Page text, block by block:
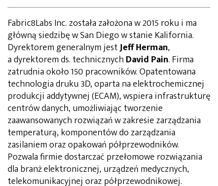
Fabric8Labs Inc. została założona w 2015 roku i ma
główną siedzibę w San Diego w stanie Kalifornia.
Dyrektorem generalnym jestJeff Herman,
a dyrektorem ds. technicznych David Pain. Firma
zatrudnia około 150 pracowników. Opatentowana
technologia druku 3D, oparta na elektrochemicznej
produkcji addytywnej (ECAM), wspiera infrastrukturę
centrów danych, umożliwiając tworzenie
zaawansowanych rozwiązań w zakresie zarządzania
temperaturą, komponentów do zarządzania
zasilaniem oraz opakowań półprzewodników.
Pozwala firmie dostarczać przełomowe rozwiązania
dla branż elektronicznej, urządzeń medycznych,
telekomunikacyjnej oraz półprzewodnikowej.